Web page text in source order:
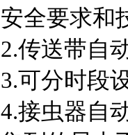
安全要求和
2.传送带自
3.可分时段
4.接虫器自